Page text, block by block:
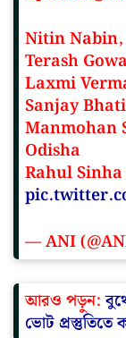
Nitin
Terash
Laxmi
Sanjay
Manmohan
Odisha
Rahul
— ANI
আরও পড়ুন:
ভোট প্রস্তুতিতে